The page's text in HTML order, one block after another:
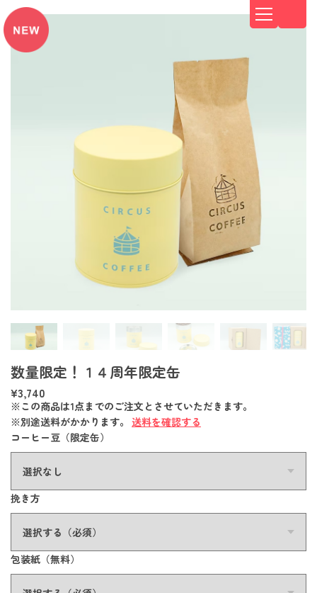
数量限定！１４周年限定缶
¥3,740
※この商品は1点までのご注文とさせていただきます。
※別途送料がかかります。 送料を確認する
コーヒー豆（限定缶）
挽き方
包装紙（無料）